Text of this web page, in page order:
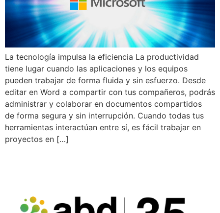
La tecnología impulsa la eficiencia La productividad
tiene lugar cuando las aplicaciones y los equipos
pueden trabajar de forma fluida y sin esfuerzo. Desde
editar en Word a compartir con tus compañeros, podrás
administrar y colaborar en documentos compartidos
de forma segura y sin interrupción. Cuando todas tus
herramientas interactúan entre sí, es fácil trabajar en
proyectos en […]